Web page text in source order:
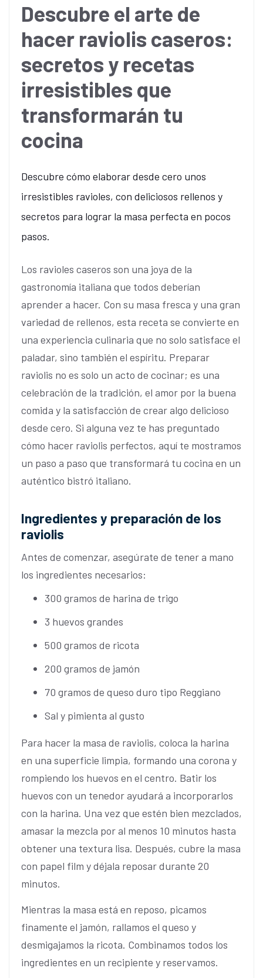
Descubre el arte de
hacer raviolis caseros:
secretos y recetas
irresistibles que
transformarán tu
cocina
Descubre cómo elaborar desde cero unos
irresistibles ravioles, con deliciosos rellenos y
secretos para lograr la masa perfecta en pocos
pasos.
Los ravioles caseros son una joya de la
gastronomía italiana que todos deberían
aprender a hacer. Con su masa fresca y una gran
variedad de rellenos, esta receta se convierte en
una experiencia culinaria que no solo satisface el
paladar, sino también el espíritu. Preparar
raviolis no es solo un acto de cocinar; es una
celebración de la tradición, el amor por la buena
comida y la satisfacción de crear algo delicioso
desde cero. Si alguna vez te has preguntado
cómo hacer raviolis perfectos, aquí te mostramos
un paso a paso que transformará tu cocina en un
auténtico bistró italiano.
Ingredientes y preparación de los
raviolis
Antes de comenzar, asegúrate de tener a mano
los ingredientes necesarios:
300 gramos de harina de trigo
3 huevos grandes
500 gramos de ricota
200 gramos de jamón
70 gramos de queso duro tipo Reggiano
Sal y pimienta al gusto
Para hacer la masa de raviolis, coloca la harina
en una superficie limpia, formando una corona y
rompiendo los huevos en el centro. Batir los
huevos con un tenedor ayudará a incorporarlos
con la harina. Una vez que estén bien mezclados,
amasar la mezcla por al menos 10 minutos hasta
obtener una textura lisa. Después, cubre la masa
con papel film y déjala reposar durante 20
minutos.
Mientras la masa está en reposo, picamos
finamente el jamón, rallamos el queso y
desmigajamos la ricota. Combinamos todos los
ingredientes en un recipiente y reservamos.